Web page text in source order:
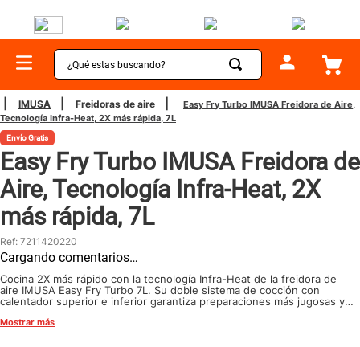
¿Qué estas buscando?
IMUSA Freidoras de aire
Easy Fry Turbo IMUSA Freidora de Aire,
Tecnología Infra-Heat, 2X más rápida, 7L
Envío Gratis
Easy Fry Turbo IMUSA Freidora de
Aire, Tecnología Infra-Heat, 2X
más rápida, 7L
Ref: 7211420220
Cargando comentarios…
Cocina 2X más rápido con la tecnología Infra-Heat de la freidora de
aire IMUSA Easy Fry Turbo 7L. Su doble sistema de cocción con
calentador superior e inferior garantiza preparaciones más jugosas y
programas automáticos (freír, asar, dorar, hornear y más). Doble
Mostrar más
TÉRMINOS MÁS BUSCADOS
1.
sartenes
2.
bateria
olla presion
4
ollas
6.
ventilador
7 .
licuadora